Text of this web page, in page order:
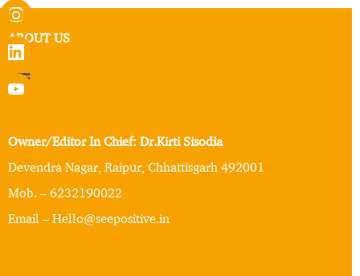
ABOUT US
Owner/Editor In Chief: Dr.Kirti Sisodia
Devendra Nagar, Raipur, Chhattisgarh 492001
Mob. – 6232190022
Email – Hello@seepositive.in